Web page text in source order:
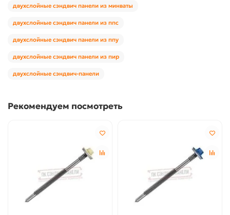
двухслойные сэндвич панели из минваты
двухслойные сэндвич панели из ппс
двухслойные сэндвич панели из ппу
двухслойные сэндвич панели из пир
двухслойные сэндвич-панели
Рекомендуем посмотреть